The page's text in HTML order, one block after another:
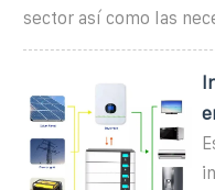
sector así como las